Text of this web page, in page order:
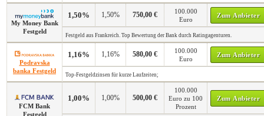
My Money Bank
Festgeld
1,50% 1,50% 750,00 €
100.000
Euro
Zum Anbieter
Festgeld aus Frankreich. Top Bewertung der Bank durch Ratingagenturen.
Podravska
banka Festgeld
1,16% 1,16% 580,00 €
100.000
Euro
Zum Anbieter
Top-Festgeldzinsen für kurze Laufzeiten;
FCM Bank
Festgeld
1,00% 1,00% 500,00 €
100.000
Euro zu 100
Prozent
Zum Anbieter